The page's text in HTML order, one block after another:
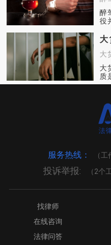
醉
役
可
罚
有
大
质
严
服务热线： （
投诉举报: （2个
找律师
在线咨询
法律问答